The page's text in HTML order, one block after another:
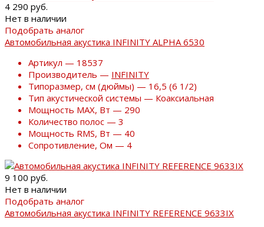
4 290 руб.
Нет в наличии
Подобрать аналог
Автомобильная акустика INFINITY ALPHA 6530
Артикул — 18537
Производитель — INFINITY
Типоразмер, см (дюймы) — 16,5 (6 1/2)
Тип акустической системы — Коаксиальная
Мощность MAX, Вт — 290
Количество полос — 3
Мощность RMS, Вт — 40
Сопротивление, Ом — 4
9 100 руб.
Нет в наличии
Подобрать аналог
Автомобильная акустика INFINITY REFERENCE 9633IX